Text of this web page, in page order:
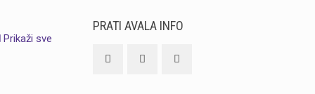
Prikaži sve
PRATI AVALA INFO